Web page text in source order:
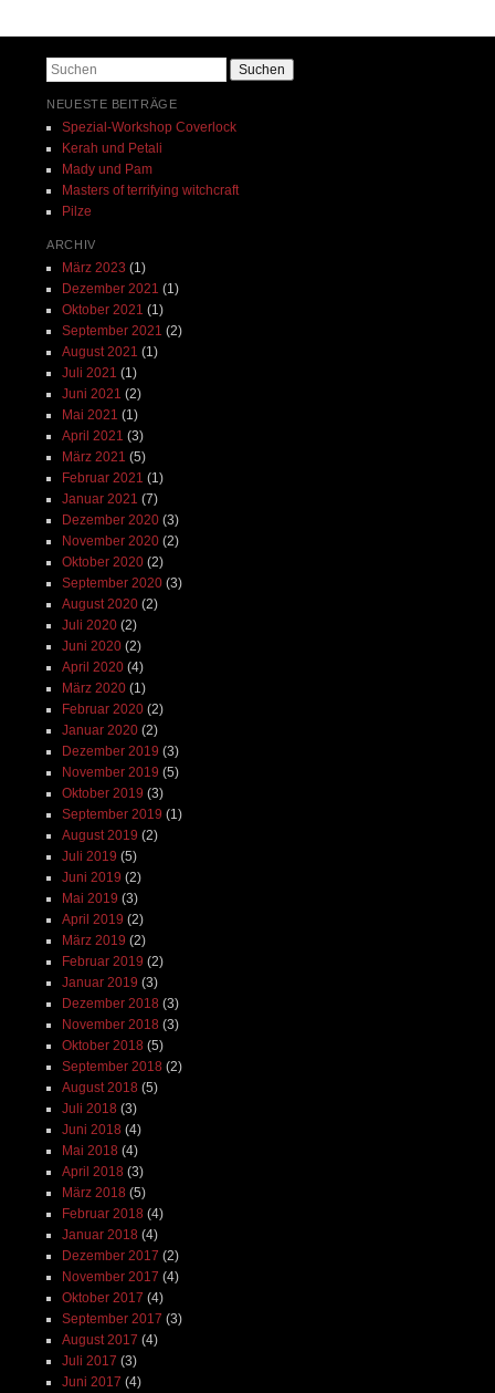
Suchen
NEUESTE BEITRÄGE
Spezial-Workshop Coverlock
Kerah und Petali
Mady und Pam
Masters of terrifying witchcraft
Pilze
ARCHIV
März 2023 (1)
Dezember 2021 (1)
Oktober 2021 (1)
September 2021 (2)
August 2021 (1)
Juli 2021 (1)
Juni 2021 (2)
Mai 2021 (1)
April 2021 (3)
März 2021 (5)
Februar 2021 (1)
Januar 2021 (7)
Dezember 2020(3)
November 2020(2)
Oktober 2020(2)
September 2020(3)
August 2020(2)
Juli 2020(2)
Juni 2020(2)
April 2020(4)
März 2020(1)
Februar 2020(2)
Januar 2020(2)
Dezember 2019 (3)
November 2019 (5)
Oktober 2019 (3)
September 2019 (1)
August 2019 (2)
Juli 2019 (5)
Juni 2019 (2)
Mai 2019 (3)
April 2019 (2)
März 2019 (2)
Februar 2019 (2)
Januar 2019 (3)
Dezember 2018 (3)
November 2018 (3)
Oktober 2018 (5)
September 2018 (2)
August 2018 (5)
Juli 2018 (3)
Juni 2018 (4)
Mai 2018 (4)
April 2018 (3)
März 2018 (5)
Februar 2018 (4)
Januar 2018 (4)
Dezember 2017 (2)
November 2017 (4)
Oktober 2017 (4)
September 2017 (3)
August 2017 (4)
Juli 2017 (3)
Juni 2017 (4)